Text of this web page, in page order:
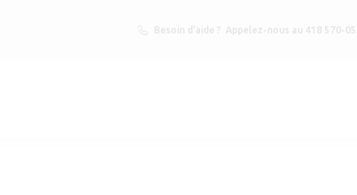
Besoin d'aide ? Appelez-nous au 418 570-